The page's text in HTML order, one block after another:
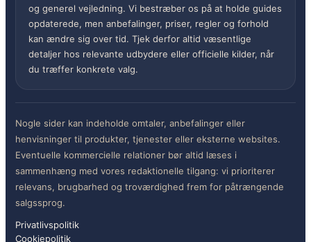
og generel vejledning. Vi bestræber os på at holde guides
opdaterede, men anbefalinger, priser, regler og forhold
kan ændre sig over tid. Tjek derfor altid væsentlige
detaljer hos relevante udbydere eller officielle kilder, når
du træffer konkrete valg.
Nogle sider kan indeholde omtaler, anbefalinger eller
henvisninger til produkter, tjenester eller eksterne websites.
Eventuelle kommercielle relationer bør altid læses i
sammenhæng med vores redaktionelle tilgang: vi prioriterer
relevans, brugbarhed og troværdighed frem for påtrængende
salgssprog.
Privatlivspolitik
Cookiepolitik